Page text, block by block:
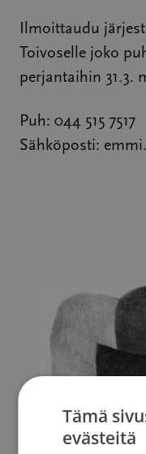
Ilmoittaudu
Toivoselle joko
perjantaihin 31.3.
Puh: 044 515 7517
Sähköposti:
Tämä
evästeitä